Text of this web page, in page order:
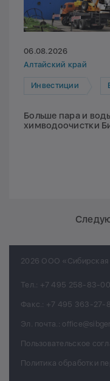
06.08.2026
Алтайский край
Инвестиции
Больше пара и
химводоочистки
2026 ООО «Сибирская
Тел.: +7 495 258-83-00
Факс.: +7 495 363-27-
Эл. почта.:
Пользовательское
Политика обработки